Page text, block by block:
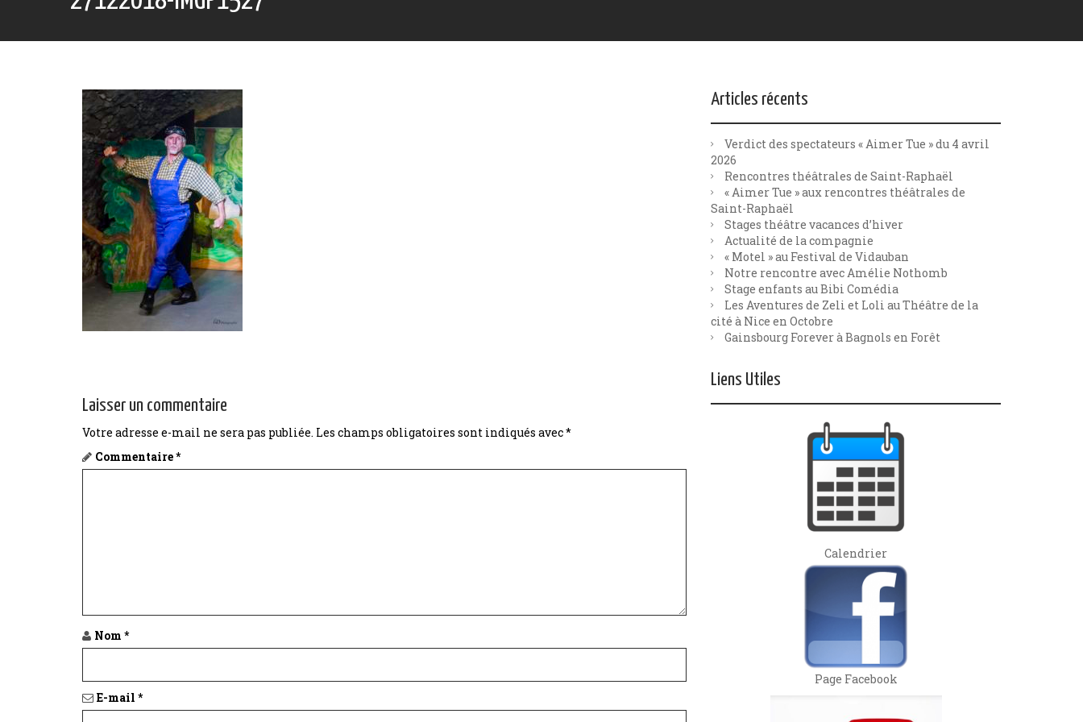
Laisser un commentaire
Votre adresse e-mail ne sera pas publiée. Les champs obligatoires sont indiqués avec*
Commentaire*
Nom *
E-mail *
Articles récents
Verdict des spectateurs « Aimer Tue » du 4 avril
2026
Rencontres théâtrales de Saint-Raphaël
« Aimer Tue » aux rencontres théâtrales de
Saint-Raphaël
Stages théâtre vacances d’hiver
Actualité de la compagnie
« Motel » au Festival de Vidauban
Notre rencontre avec Amélie Nothomb
Stage enfants au Bibi Comédia
Les Aventures de Zeli et Loli au Théâtre de la
cité à Nice en Octobre
Gainsbourg Forever à Bagnols en Forêt
Liens Utiles
Calendrier
Page Facebook